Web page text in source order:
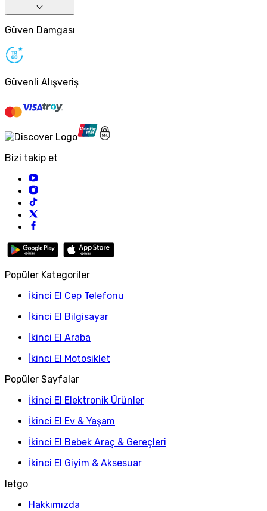
Güven Damgası
Güvenli Alışveriş
Bizi takip et
Popüler Kategoriler
İkinci El Cep Telefonu
İkinci El Bilgisayar
İkinci El Araba
İkinci El Motosiklet
Popüler Sayfalar
İkinci El Elektronik Ürünler
İkinci El Ev & Yaşam
İkinci El Bebek Araç & Gereçleri
İkinci El Giyim & Aksesuar
letgo
Hakkımızda